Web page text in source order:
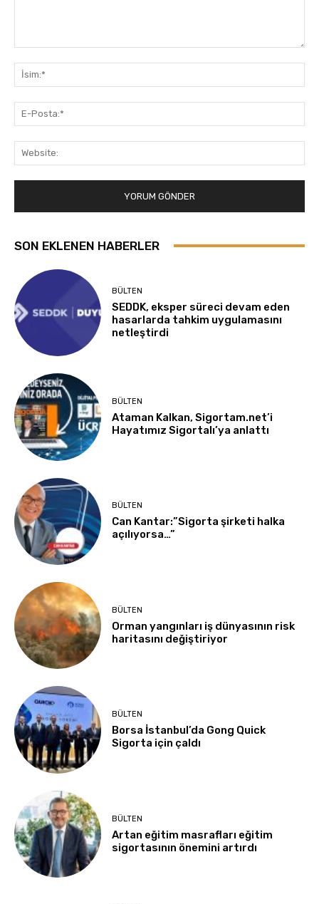
SON EKLENEN HABERLER
BÜLTEN
SEDDK, eksper süreci devam eden
hasarlarda tahkim uygulamasını
netleştirdi
BÜLTEN
Ataman Kalkan, Sigortam.net’i
Hayatımız Sigortalı’ya anlattı
BÜLTEN
Can Kantar:”Sigorta şirketi halka
açılıyorsa…”
BÜLTEN
Orman yangınları iş dünyasının risk
haritasını değiştiriyor
BÜLTEN
Borsa İstanbul’da Gong Quick
Sigorta için çaldı
BÜLTEN
Artan eğitim masrafları eğitim
sigortasının önemini artırdı